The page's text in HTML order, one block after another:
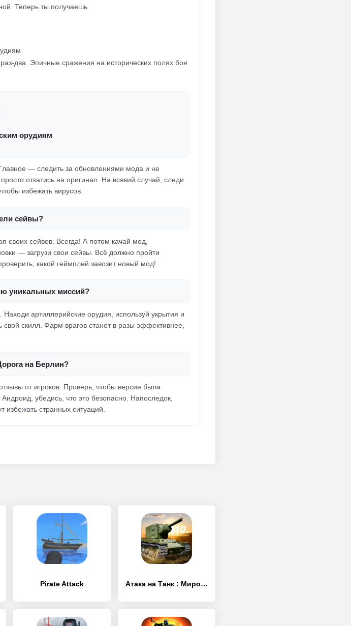
Теперь ты получаешь
два. Эпичные сражения на исторических полях боя
орудиям
— следить за обновлениями мода и не
откатись на оригинал. На всякий случай, следи
избежать вирусов.
сейвы?
своих сейвов. Всегда! А потом качай мод,
— загрузи свои сейвы. Всё должно пройти
какой геймплей завозит новый мод!
уникальных миссий?
артиллерийские орудия, используй укрытия и
скилл. Фарм врагов станет в разы эффективнее,
на Берлин?
от игроков. Проверь, чтобы версия была
убедись, что это безопасно. Напоследок,
странных ситуаций.
Pirate Attack Атака на Танк : Мировая Война